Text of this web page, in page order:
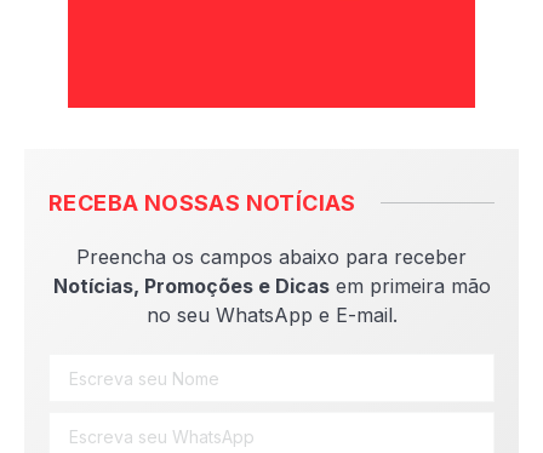
RECEBA NOSSAS NOTÍCIAS
Preencha os campos abaixo para receber
Notícias, Promoções e Dicasem primeira mão
no seu WhatsApp e E-mail.